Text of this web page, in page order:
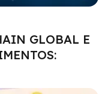
GLOBAL E